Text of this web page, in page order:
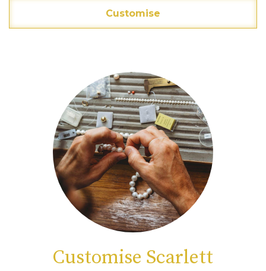
Customise
Customise Scarlett